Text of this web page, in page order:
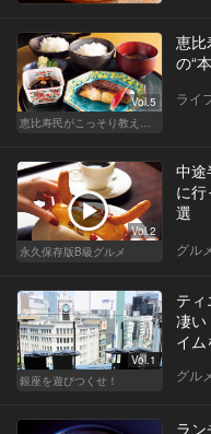
Vol.5
恵比寿民がこっそり教える、 “俺の恵比寿”
恵比
の“
ライ
Vol.2
永久保存版B級グルメ
中途
に
選
グル
Vol.1
銀座を遊びつくせ！
テ
凄い
イム
グル
ラ